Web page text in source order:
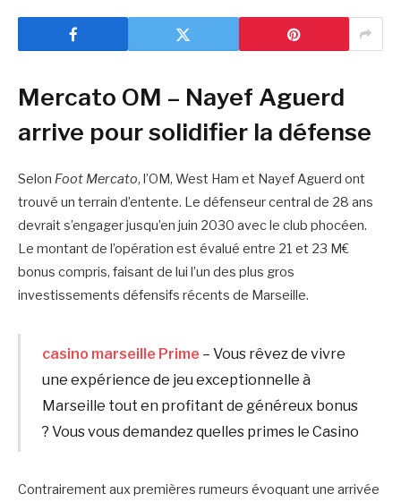
Mercato OM – Nayef Aguerd
arrive pour solidifier la défense
Selon Foot Mercato, l’OM, West Ham et Nayef Aguerd ont
trouvé un terrain d’entente. Le défenseur central de 28 ans
devrait s’engager jusqu’en juin 2030 avec le club phocéen.
Le montant de l’opération est évalué entre 21 et 23 M€
bonus compris, faisant de lui l’un des plus gros
investissements défensifs récents de Marseille.
casino marseille Prime – Vous rêvez de vivre
une expérience de jeu exceptionnelle à
Marseille tout en profitant de généreux bonus
? Vous vous demandez quelles primes le Casino
Contrairement aux premières rumeurs évoquant une arrivée